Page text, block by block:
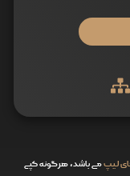
لیپمی باشد، هرگونه کپی